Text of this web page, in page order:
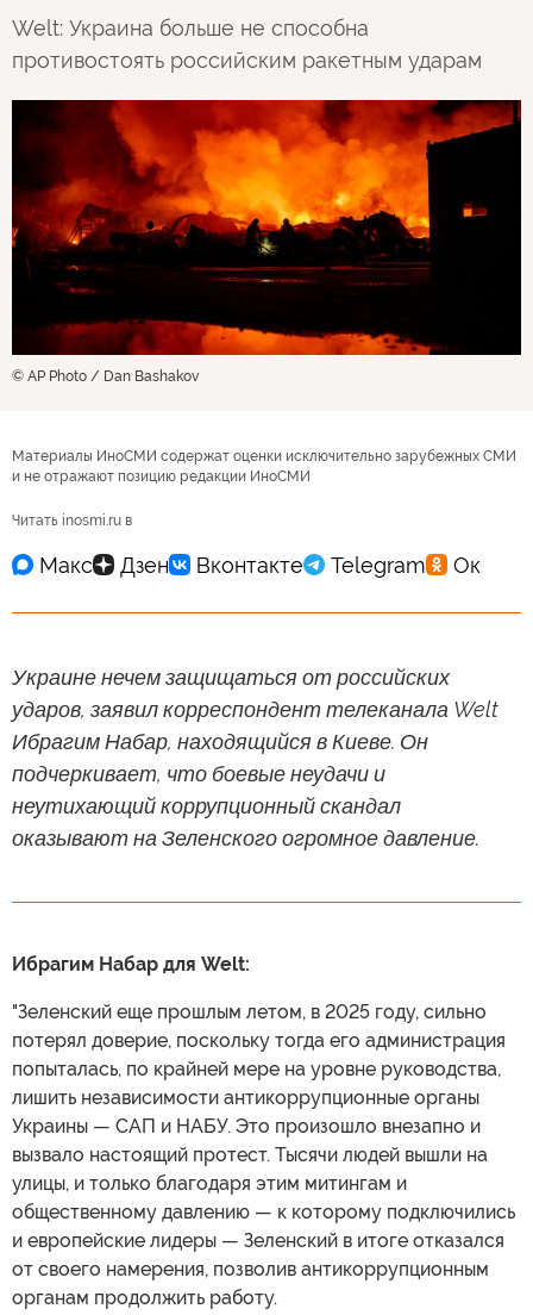
Welt: Украина больше не способна
противостоять российским ракетным ударам
© AP Photo / Dan Bashakov
Материалы ИноСМИ содержат оценки исключительно зарубежных СМИ
и не отражают позицию редакции ИноСМИ
Читать inosmi.ru в
Украине нечем защищаться от российских
ударов, заявил корреспондент телеканала Welt
Ибрагим Набар, находящийся в Киеве. Он
подчеркивает, что боевые неудачи и
неутихающий коррупционный скандал
оказывают на Зеленского огромное давление.
Ибрагим Набар для Welt:
"Зеленский еще прошлым летом, в 2025 году, сильно
потерял доверие, поскольку тогда его администрация
попыталась, по крайней мере на уровне руководства,
лишить независимости антикоррупционные органы
Украины — САП и НАБУ. Это произошло внезапно и
вызвало настоящий протест. Тысячи людей вышли на
улицы, и только благодаря этим митингам и
общественному давлению — к которому подключились
и европейские лидеры — Зеленский в итоге отказался
от своего намерения, позволив антикоррупционным
органам продолжить работу.